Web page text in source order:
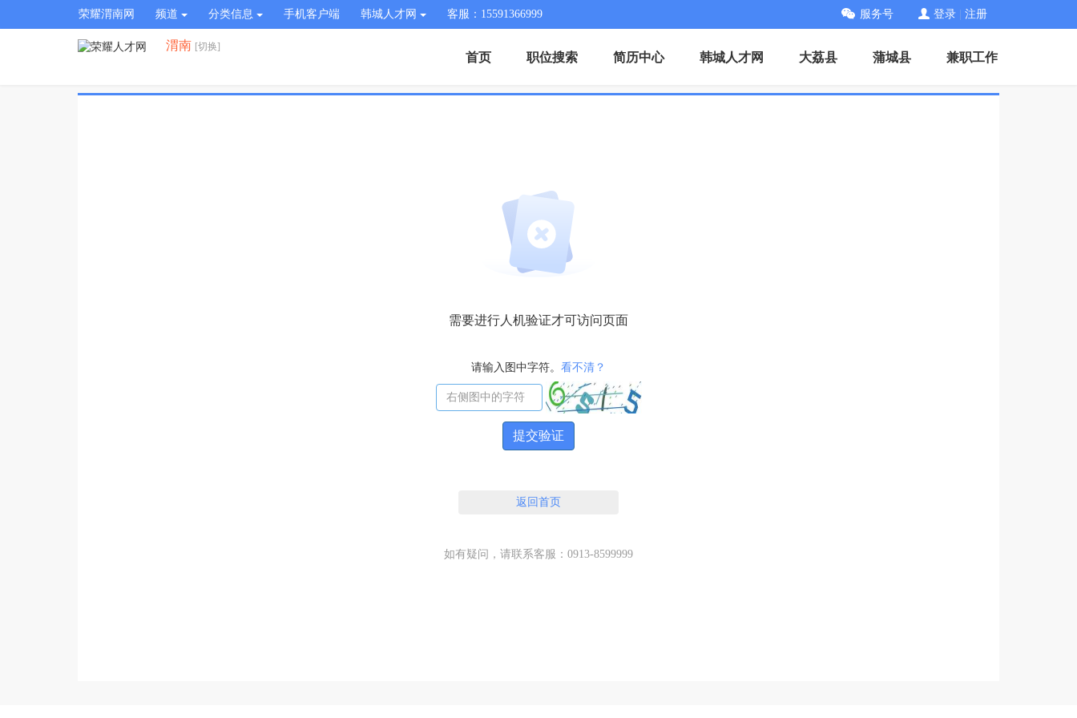
荣耀渭南网 频道 分类信息 手机客户端 韩城人才网 客服：15591366999 服务号 登录 注册
渭南 [切换]
首页 职位搜索 简历中心 韩城人才网 大荔县 蒲城县 兼职工作
需要进行人机验证才可访问页面
请输入图中字符。 看不清？
提交验证
返回首页
如有疑问，请联系客服：0913-8599999